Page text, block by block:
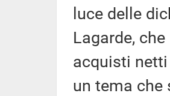
luce delle
Lagarde,
acquisti
un tema che